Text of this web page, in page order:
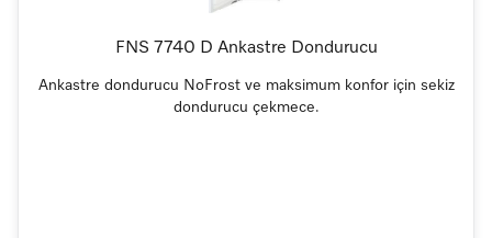
FNS 7740 D Ankastre Dondurucu
Ankastre dondurucu NoFrost ve maksimum konfor için sekiz
dondurucu çekmece.